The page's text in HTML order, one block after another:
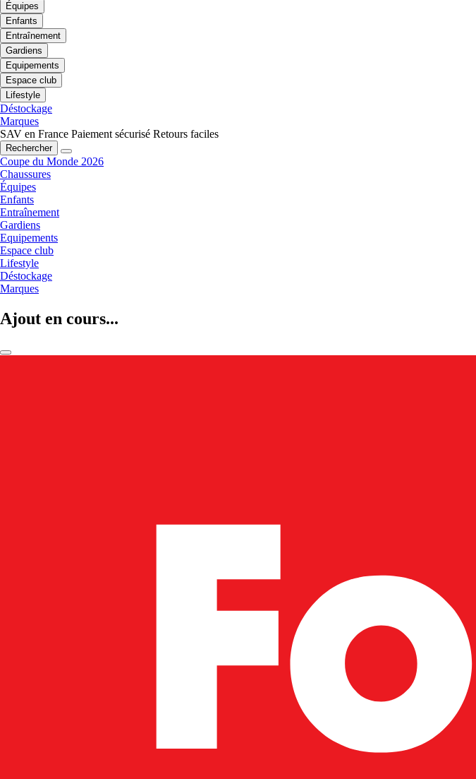
Équipes
Enfants
Entraînement
Gardiens
Equipements
Espace club
Lifestyle
Déstockage
Marques
SAV en France Paiement sécurisé Retours faciles
Rechercher
Coupe du Monde 2026
Chaussures
Équipes
Enfants
Entraînement
Gardiens
Equipements
Espace club
Lifestyle
Déstockage
Marques
Ajout en cours...